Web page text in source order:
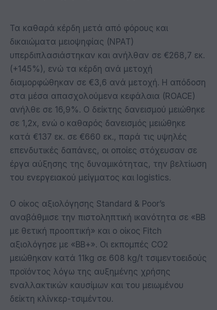
Τα καθαρά κέρδη μετά από φόρους και
δικαιώματα μειοψηφίας (NPAT)
υπερδιπλασιάστηκαν και ανήλθαν σε €268,7 εκ.
(+145%), ενώ τα κέρδη ανά μετοχή
διαμορφώθηκαν σε €3,6 ανά μετοχή. Η απόδοση
στα μέσα απασχολούμενα κεφάλαια (ROACE)
ανήλθε σε 16,9%. Ο δείκτης δανεισμού μειώθηκε
σε 1,2x, ενώ ο καθαρός δανεισμός μειώθηκε
κατά €137 εκ. σε €660 εκ., παρά τις υψηλές
επενδυτικές δαπάνες, οι οποίες στόχευσαν σε
έργα αύξησης της δυναμικότητας, την βελτίωση
του ενεργειακού μείγματος και logistics.
Ο οίκος αξιολόγησης Standard & Poor’s
αναβάθμισε την πιστοληπτική ικανότητα σε «ΒΒ
με θετική προοπτική» και ο οίκος Fitch
αξιολόγησε με «ΒΒ+». Οι εκπομπές CO2
μειώθηκαν κατά 11kg σε 608 kg/t τσιμεντοειδούς
προϊόντος λόγω της αυξημένης χρήσης
εναλλακτικών καυσίμων και του μειωμένου
δείκτη κλίνκερ-τσιμέντου.